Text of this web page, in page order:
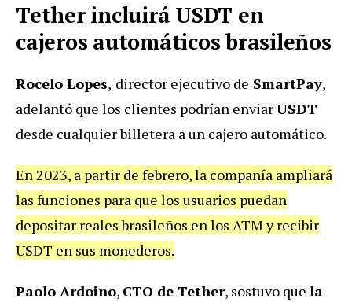
Tether incluirá USDT en
cajeros automáticos brasileños
Rocelo Lopes, director ejecutivo de SmartPay,
adelantó que los clientes podrían enviarUSDT
desde cualquier billetera a un cajero automático.
En 2023, a partir de febrero, la compañía ampliará
las funciones para que los usuarios puedan
depositar reales brasileños en los ATM y recibir
USDT en sus monederos.
Paolo Ardoino, CTO de Tether, sostuvo que la